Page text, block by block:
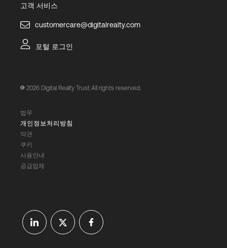
고객 서비스
customercare@digitalrealty.com
포털 로그인
2026 Digital Realty Trust All rights reserved.
법무
개인정보처리방침
약관
쿠키
사용안내
공급업체